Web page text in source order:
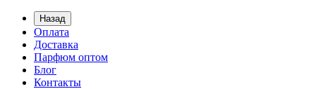
Назад
Оплата
Доставка
Парфюм оптом
Блог
Контакты